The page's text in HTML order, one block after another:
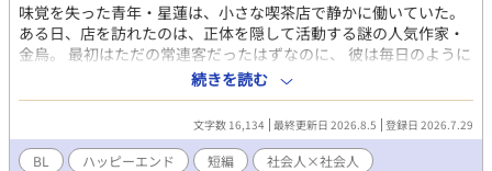
味覚を失った青年・星蓮は、小さな喫茶店で静かに働いていた。
ある日、店を訪れたのは、正体を隠して活動する謎の人気作家・
金烏。 最初はただの常連客だったはずなのに、 彼は毎日のように
店へ通い、少しずつ星蓮との距離を縮めていく。 どうして僕なん
だろう。 味も、恋も知らない僕に向けられる、まっすぐすぎる想
い。 けれど金烏には、誰にも明かせない秘密があった──。 これ
は、恋の味を知らない青年と、 謎の人気作家が紡ぐ、甘くて少し
切ないラブストーリー。
続きを読む
文字数 16,134 最終更新日 2026.8.5 登録日 2026.7.29
BL ハッピーエンド 短編
社会人×社会人